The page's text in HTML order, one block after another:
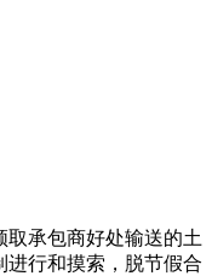
承包商好处输送的土
行和摸索，脱节假合